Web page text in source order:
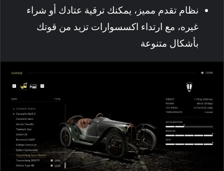
نظام تقدم مميز، يمكنك ترقية عتادك أو شراء
غيره، مع ارتداء اكسسوارات تزيد من قوتك
بأشكال متنوعة